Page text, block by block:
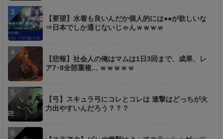
【要望】水着も良いんだか個人的には●●が欲しいな
⇒日本でしか通じないじゃんｗｗｗｗ
【悲報】社会人の俺はマムは1日3回まで、成果、レ
ア7･8全部重複... ｗｗｗｗｗ
【弓】スキュラ弓にコレとコレは 連撃はどっちが火
力出やすいんだろう？？？